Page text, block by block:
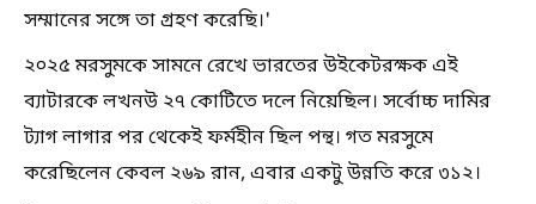
সম্মানের সঙ্গে তা গ্রহণ করেছি।'
২০২৫ মরসুমকে সামনে রেখে ভারতের উইকেটরক্ষক এই
ব্যাটারকে লখনউ ২৭ কোটিতে দলে নিয়েছিল। সর্বোচ্চ দামির
ট্যাগ লাগার পর থেকেই ফর্মহীন ছিল পন্থ। গত মরসুমে
করেছিলেন কেবল ২৬৯ রান, এবার একটু উন্নতি করে ৩১২।